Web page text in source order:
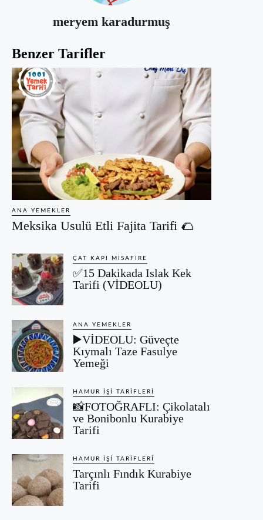
meryem karadurmuş
Benzer Tarifler
ANA YEMEKLER
Meksika Usulü Etli Fajita Tarifi 🌮
ÇAT KAPI MISAFIRE
✅15 Dakikada Islak Kek
Tarifi (VİDEOLU)
ANA YEMEKLER
▶️VİDEOLU: Güveçte
Kıymalı Taze Fasulye
Yemeği
HAMUR İŞI TARIFLERI
📸FOTOĞRAFLI: Çikolatalı
ve Bonibonlu Kurabiye
Tarifi
HAMUR İŞI TARIFLERI
Tarçınlı Fındık Kurabiye
Tarifi